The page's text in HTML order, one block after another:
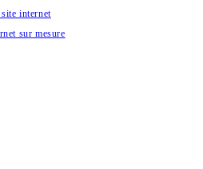
internet
sur mesure